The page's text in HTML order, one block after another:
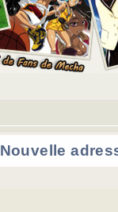
Nouvelle